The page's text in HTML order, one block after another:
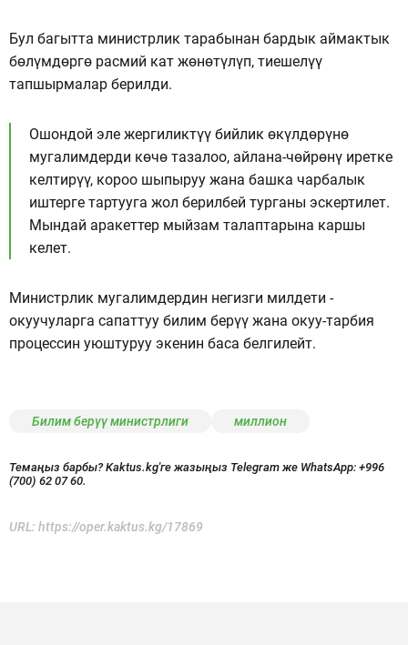
Бул багытта министрлик тарабынан бардык аймактык
бөлүмдөргө расмий кат жөнөтүлүп, тиешелүү
тапшырмалар берилди.
Ошондой эле жергиликтүү бийлик өкүлдөрүнө
мугалимдерди көчө тазалоо, айлана-чөйрөнү иретке
келтирүү, короо шыпыруу жана башка чарбалык
иштерге тартууга жол берилбей турганы эскертилет.
Мындай аракеттер мыйзам талаптарына каршы
келет.
Министрлик мугалимдердин негизги милдети -
окуучуларга сапаттуу билим берүү жана окуу-тарбия
процессин уюштуруу экенин баса белгилейт.
Билим берүү министрлиги миллион
Темаңыз барбы? Kaktus.kg'ге жазыңыз Telegram же WhatsApp: +996
(700) 62 07 60.
URL: https://oper.kaktus.kg/17869